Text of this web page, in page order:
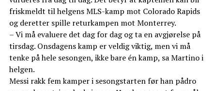
friskmeldt til helgens MLS-kamp mot Colorado Rapids
og deretter spille returkampen mot Monterrey.
– Vi må evaluere det dag for dag og ta en avgjørelse på
tirsdag. Onsdagens kamp er veldig viktig, men vi må
tenke på hele sesongen, ikke bare én kamp, sa Martino i
helgen.
Messi rakk fem kamper i sesongstarten før han pådro